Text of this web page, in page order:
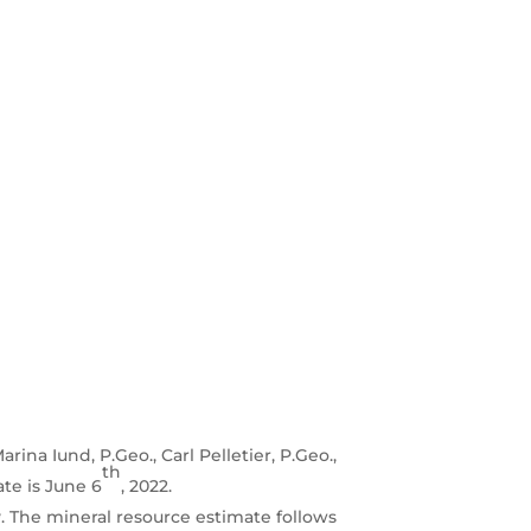
Iund, P.Geo., Carl Pelletier, P.Geo.,
is June 6
th
, 2022.
mineral resource estimate follows